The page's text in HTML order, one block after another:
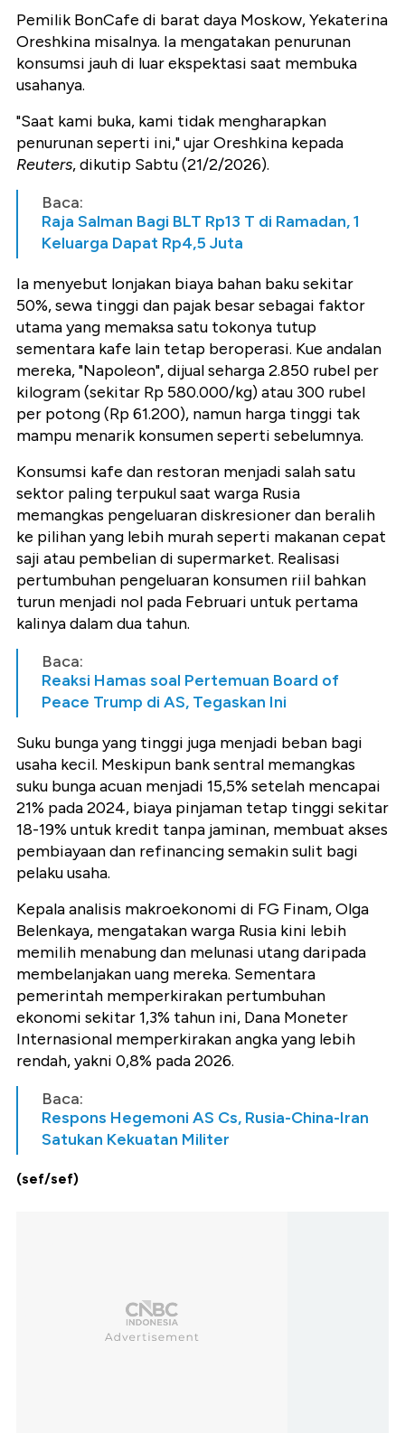
Pemilik BonCafe di barat daya Moskow, Yekaterina
Oreshkina misalnya. Ia mengatakan penurunan
konsumsi jauh di luar ekspektasi saat membuka
usahanya.
"Saat kami buka, kami tidak mengharapkan
penurunan seperti ini," ujar Oreshkina kepada
Reuters, dikutip Sabtu (21/2/2026).
Baca:
Raja Salman Bagi BLT Rp13 T di Ramadan, 1
Keluarga Dapat Rp4,5 Juta
Ia menyebut lonjakan biaya bahan baku sekitar
50%, sewa tinggi dan pajak besar sebagai faktor
utama yang memaksa satu tokonya tutup
sementara kafe lain tetap beroperasi. Kue andalan
mereka, "Napoleon", dijual seharga 2.850 rubel per
kilogram (sekitar Rp 580.000/kg) atau 300 rubel
per potong (Rp 61.200), namun harga tinggi tak
mampu menarik konsumen seperti sebelumnya.
Konsumsi kafe dan restoran menjadi salah satu
sektor paling terpukul saat warga Rusia
memangkas pengeluaran diskresioner dan beralih
ke pilihan yang lebih murah seperti makanan cepat
saji atau pembelian di supermarket. Realisasi
pertumbuhan pengeluaran konsumen riil bahkan
turun menjadi nol pada Februari untuk pertama
kalinya dalam dua tahun.
Baca:
Reaksi Hamas soal Pertemuan Board of
Peace Trump di AS, Tegaskan Ini
Suku bunga yang tinggi juga menjadi beban bagi
usaha kecil. Meskipun bank sentral memangkas
suku bunga acuan menjadi 15,5% setelah mencapai
21% pada 2024, biaya pinjaman tetap tinggi sekitar
18-19% untuk kredit tanpa jaminan, membuat akses
pembiayaan dan refinancing semakin sulit bagi
pelaku usaha.
Kepala analisis makroekonomi di FG Finam,Olga
Belenkaya, mengatakan warga Rusia kini lebih
memilih menabung dan melunasi utang daripada
membelanjakan uang mereka. Sementara
pemerintah memperkirakan pertumbuhan
ekonomi sekitar 1,3% tahun ini, Dana Moneter
Internasional memperkirakan angka yang lebih
rendah, yakni 0,8% pada 2026.
Baca:
Respons Hegemoni AS Cs, Rusia-China-Iran
Satukan Kekuatan Militer
(sef/sef)